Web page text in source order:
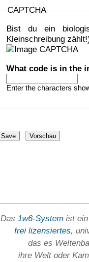
CAPTCHA
Bist du ein
Kleinschreibung
What code is in the
Enter the characters
Das 1w6-System ist
frei lizensiertes,
das es
ihre Welt oder